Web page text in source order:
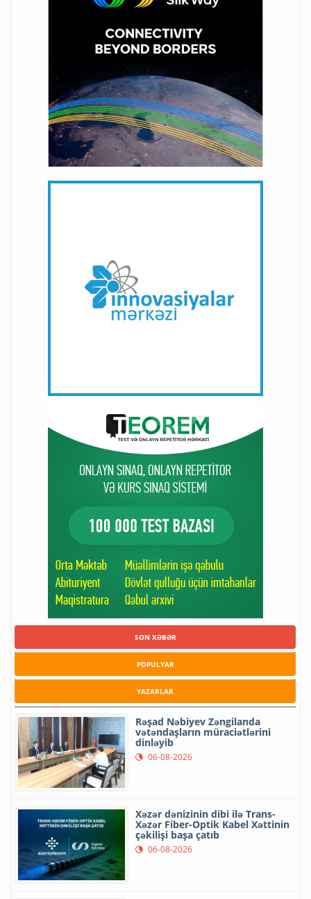
SON XƏBƏR
POPULYAR
YAZARLAR
Rəşad Nəbiyev Zəngilanda
vətəndaşların müraciətlərini
dinləyib
06-08-2026
Xəzər dənizinin dibi ilə Trans-
Xəzər Fiber-Optik Kabel Xəttinin
çəkilişi başa çatıb
06-08-2026